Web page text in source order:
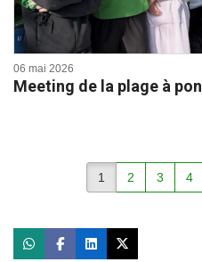
06 mai 2026
Meeting de la plage à
1 2 3 4